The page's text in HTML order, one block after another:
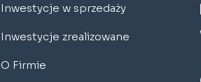
Inwestycje w sprzedaży
Inwestycje zrealizowane
O Firmie